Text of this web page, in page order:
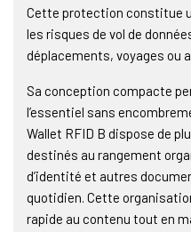
Cette protection constitue
les risques de vol de
déplacements, voyages ou
Sa conception compacte
l’essentiel sans
Wallet RFID B dispose de
destinés au rangement
d’identité et autres
quotidien. Cette
rapide au contenu tout en